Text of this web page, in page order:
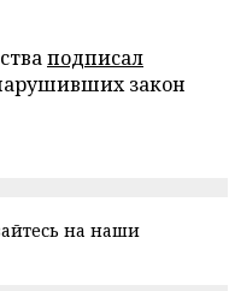
подписал
закон
на наши